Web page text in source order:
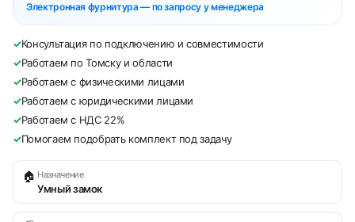
Электронная фурнитура — по запросу у менеджера
✓Консультация по подключению и совместимости
✓Работаем по Томску и области
✓Работаем с физическими лицами
✓Работаем с юридическими лицами
✓Работаем с НДС 22%
✓Помогаем подобрать комплект под задачу
🏠 Назначение
Умный замок